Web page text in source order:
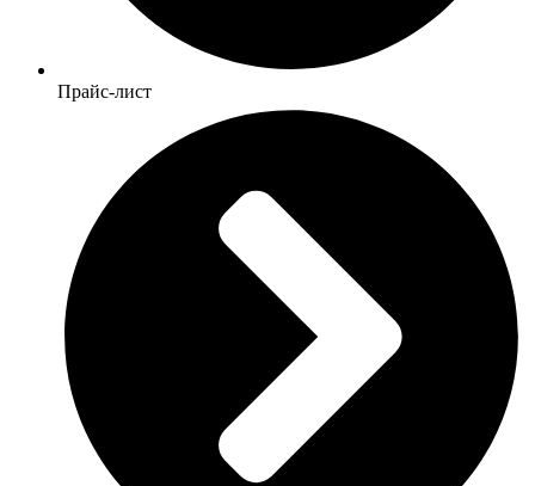
Прайс-лист